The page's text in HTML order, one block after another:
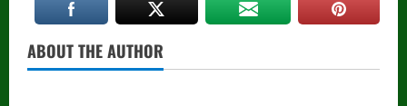
ABOUT THE AUTHOR